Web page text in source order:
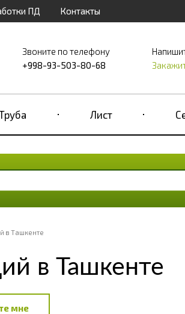
ПД Контакты
Звоните по телефону
+998-93-503-80-68
Лист
в Ташкенте
в Ташкенте
мне